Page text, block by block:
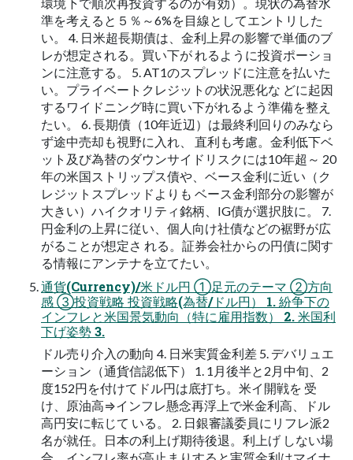
準を考えると５％～6%を目線としてエントリした
い。 4. 日米超長期債は、金利上昇の影響で単価のブ
レが想定される。買い下が れるように投資ポーショ
ンに注意する。 5. AT1のスプレッドに注意を払いた
い。プライベートクレジットの状況悪化な どに起因
するワイドニング時に買い下がれるよう準備を整え
たい。 6. 長期債（10年近辺）は最終利回りのみなら
ず途中売却も視野に入れ、 直利も考慮。金利低下ベ
ット及び為替のダウンサイドリスクには10年超～ 20
年の米国ストリップス債や、ベース金利に近い（ク
レジットスプレッドよりも ベース金利部分の影響が
大きい）ハイクオリティ銘柄、IG債が選択肢に。 7.
円金利の上昇に従い、個人向け社債などの裾野が広
がることが想定さ れる。証券会社からの円債に関す
る情報にアンテナを立てたい。
通貨(Currency)/米ドル円 ①足元のテーマ ②方向
感 ③投資戦略 投資戦略(為替/ドル円） 1. 紛争下の
インフレと米国景気動向（特に雇用指数） 2. 米国利
下げ姿勢 3.
ドル売り介入の動向 4. 日米実質金利差 5. デバリュエ
ーション（通貨信認低下） 1. 1月後半と2月中旬、2
度152円を付けてドル円は底打ち。米イ開戦を 受
け、原油高⇒インフレ懸念再浮上で米金利高、ドル
高円安に転じて いる。 2. 日銀審議委員にリフレ派2
名が就任。日本の利上げ期待後退。利上げ しない場